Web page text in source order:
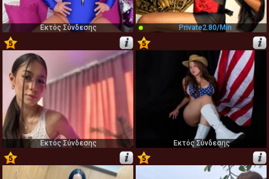
Εκτός Σύνδεσης Private2.80/min
5
Εκτός Σύνδεσης
5
Εκτός Σύνδεσης
5
5